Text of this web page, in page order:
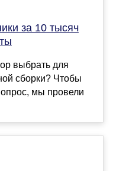
за 10 тысяч
выбрать для
сборки? Чтобы
мы провели